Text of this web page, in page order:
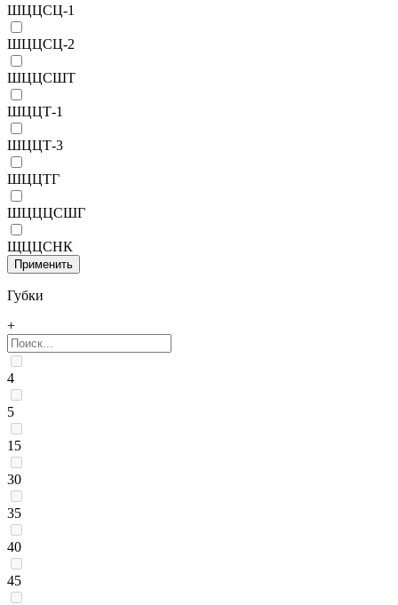
ШЦЦСЦ-1
ШЦЦСЦ-2
ШЦЦСШТ
ШЦЦТ-1
ШЦЦТ-3
ШЦЦТГ
ШЦЦЦСШГ
ЩЦЦСНК
Губки
+
4
5
15
30
35
40
45